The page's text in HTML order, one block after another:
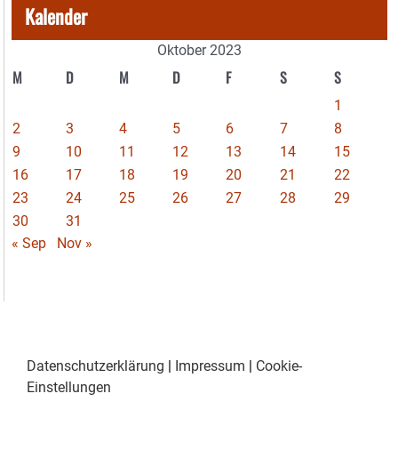
Kalender
Oktober 2023
M D M D F S S
1
2
3 4 5 6 7
8
9
10 11 12 13 14
15
16
17 18 19 20 21
22
23
24 25 26 27 28
29
30
31
« Sep
Nov »
Datenschutzerklärung | Impressum | Cookie-
Einstellungen